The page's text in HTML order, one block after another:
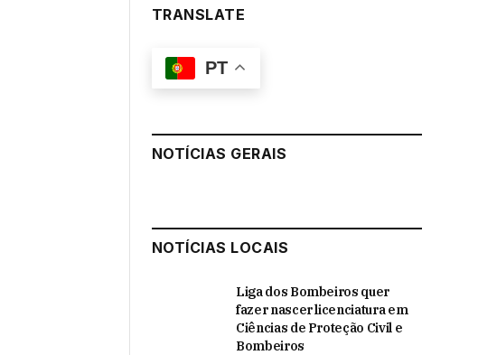
TRANSLATE
PT
NOTÍCIAS GERAIS
NOTÍCIAS LOCAIS
Liga dos Bombeiros quer
fazer nascer licenciatura em
Ciências de Proteção Civil e
Bombeiros